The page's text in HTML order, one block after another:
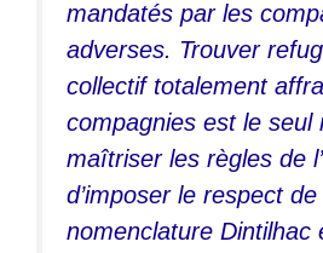
mandatés par les
adverses. Trouver
collectif totalement
compagnies est le seul
maîtriser les règles de
d’imposer le respect de
nomenclature Dintilhac